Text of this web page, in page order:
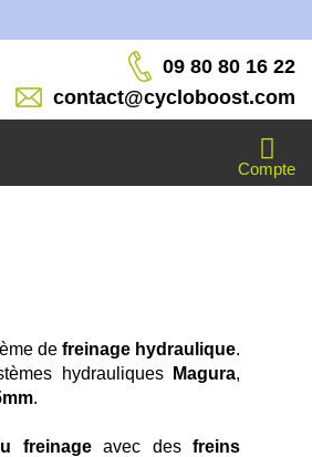
nos ateliers !
09 80 80 16 22
contact@cycloboost.com
Compte
defreinage hydraulique.
hydrauliques
Magura,
.
freinageavec desfreins